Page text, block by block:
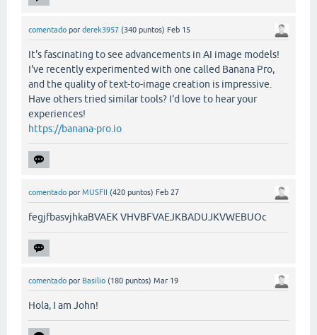
comentado por derek3957 (340 puntos) Feb 15
It's fascinating to see advancements in AI image models!
I've recently experimented with one called Banana Pro,
and the quality of text-to-image creation is impressive.
Have others tried similar tools? I'd love to hear your
experiences!
https://banana-pro.io
comentado por MUSFII (420 puntos) Feb 27
fegjfbasvjhkaBVAEK VHVBFVAEJKBADUJKVWEBUOc
comentado por Basilio (180 puntos) Mar 19
Hola, I am John!